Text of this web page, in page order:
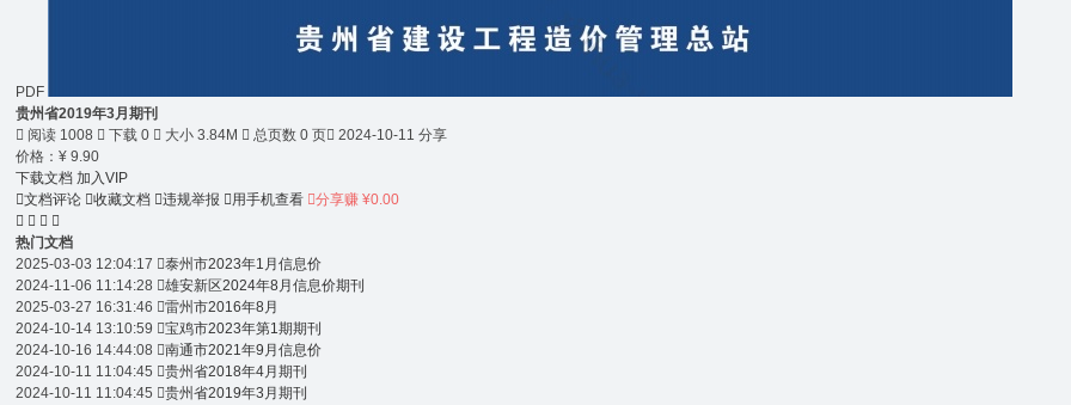
PDF
贵州省2019年3月期刊
 阅读 1008  下载 0  大小 3.84M  总页数 0 页 2024-10-11 分享
价格：¥9.90
下载文档加入VIP
文档评论 收藏文档 违规举报 用手机查看 分享赚 ¥0.00
   
热门文档
2025-03-03 12:04:17 泰州市2023年1月信息价
2024-11-06 11:14:28 雄安新区2024年8月信息价期刊
2025-03-27 16:31:46 雷州市2016年8月
2024-10-14 13:10:59 宝鸡市2023年第1期期刊
2024-10-16 14:44:08 南通市2021年9月信息价
2024-10-11 11:04:45 贵州省2018年4月期刊
2024-10-11 11:04:45 贵州省2019年3月期刊